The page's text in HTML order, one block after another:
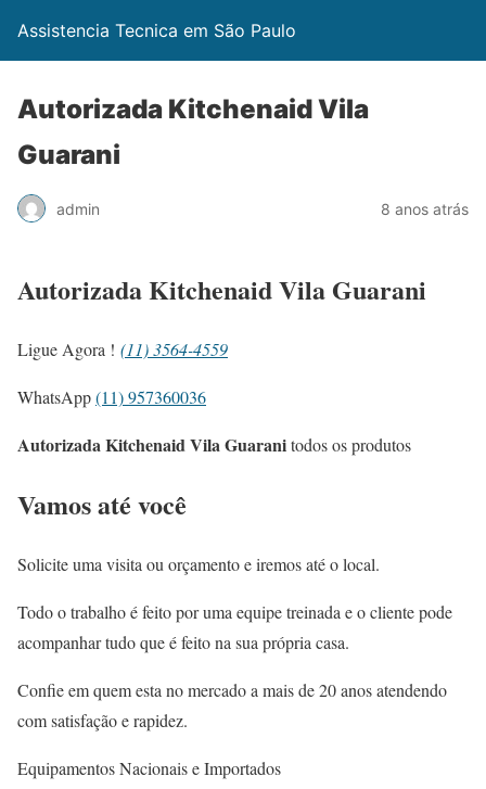
Assistencia Tecnica em São Paulo
Autorizada Kitchenaid Vila
Guarani
admin 8 anos atrás
Autorizada Kitchenaid Vila Guarani
Ligue Agora ! (11) 3564-4559
WhatsApp(11) 957360036
Autorizada Kitchenaid Vila Guaranitodos os produtos
Vamos até você
Solicite uma visita ou orçamento e iremos até o local.
Todo o trabalho é feito por uma equipe treinada e o cliente pode
acompanhar tudo que é feito na sua própria casa.
Confie em quem esta no mercado a mais de 20 anos atendendo
com satisfação e rapidez.
Equipamentos Nacionais e Importados